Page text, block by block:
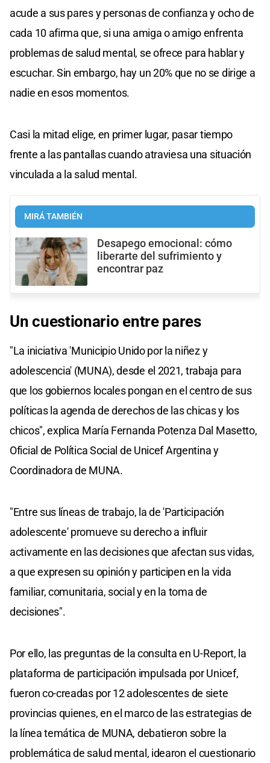
acude a sus pares y personas de confianza y ocho de
cada 10 afirma que, si una amiga o amigo enfrenta
problemas de salud mental, se ofrece para hablar y
escuchar. Sin embargo, hay un 20% que no se dirige a
nadie en esos momentos.
Casi la mitad elige, en primer lugar, pasar tiempo
frente a las pantallas cuando atraviesa una situación
vinculada a la salud mental.
MIRÁ TAMBIÉN
Desapego emocional: cómo
liberarte del sufrimiento y
encontrar paz
Un cuestionario entre pares
"La iniciativa 'Municipio Unido por la niñez y
adolescencia' (MUNA), desde el 2021, trabaja para
que los gobiernos locales pongan en el centro de sus
políticas la agenda de derechos de las chicas y los
chicos", explica María Fernanda Potenza Dal Masetto,
Oficial de Política Social de Unicef Argentina y
Coordinadora de MUNA.
"Entre sus líneas de trabajo, la de 'Participación
adolescente' promueve su derecho a influir
activamente en las decisiones que afectan sus vidas,
a que expresen su opinión y participen en la vida
familiar, comunitaria, social y en la toma de
decisiones".
Por ello, las preguntas de la consulta en U-Report, la
plataforma de participación impulsada por Unicef,
fueron co-creadas por 12 adolescentes de siete
provincias quienes, en el marco de las estrategias de
la línea temática de MUNA, debatieron sobre la
problemática de salud mental, idearon el cuestionario